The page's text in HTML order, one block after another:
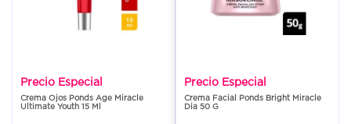
Precio Especial
Crema Ojos Ponds Age Miracle
Ultimate Youth 15 Ml
Precio Especial
Crema Facial Ponds Bright Miracle
Dia 50 G